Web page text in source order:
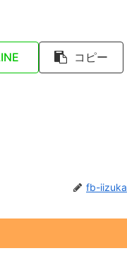
コピー
fb-iizuka